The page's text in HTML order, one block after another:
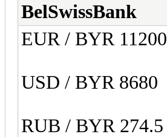
BelSwissBank
EUR / BYR 11200
USD / BYR 8680
RUB / BYR 274.5